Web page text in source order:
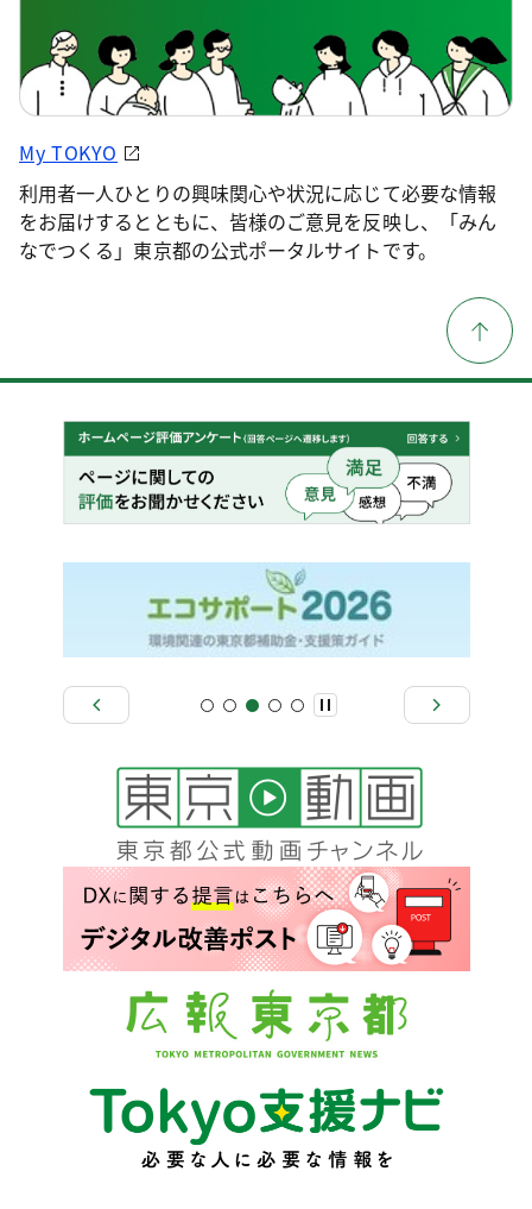
My TOKYO
利用者一人ひとりの興味関心や状況に応じて必要な情報
をお届けするとともに、皆様のご意見を反映し、「みん
なでつくる」東京都の公式ポータルサイトです。